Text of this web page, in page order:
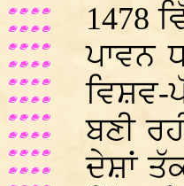
1478
ਪਾਵਨ
ਵਿਸ਼ਵ-
ਬਣੀ
ਦੇਸ਼ਾਂ